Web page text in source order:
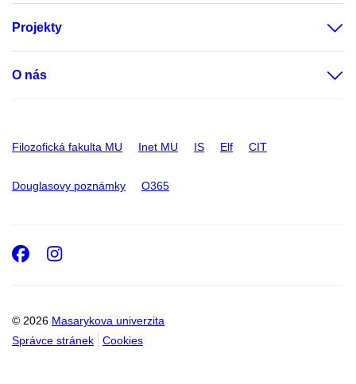
Projekty
O nás
Filozofická fakulta MU Inet MU IS Elf CIT
Douglasovy poznámky O365
© 2026 Masarykova univerzita
Správce stránek
Cookies
Facebook
Instagram